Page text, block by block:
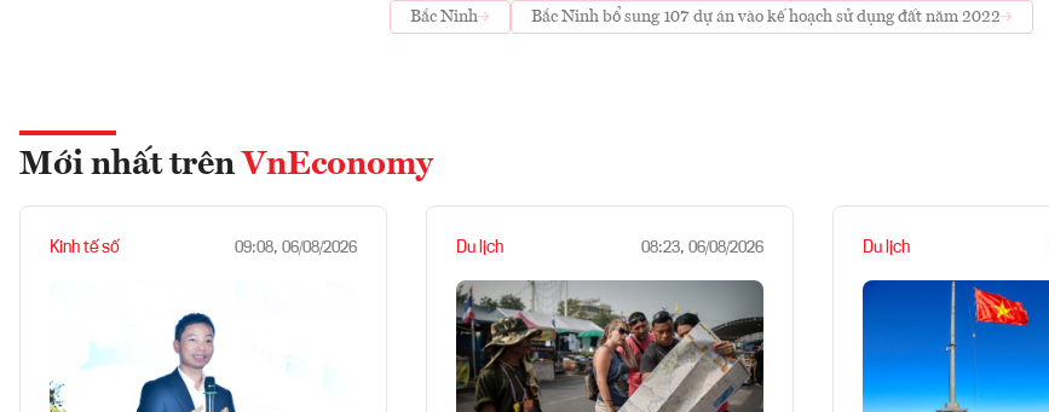
Bắc Ninh Bắc Ninh bổ sung 107 dự án vào kế hoạch sử dụng đất năm 2022
Mới nhất trên VnEconomy
Kinh tế số 09:08, 06/08/2026 Du lịch 08:23, 06/08/2026 Du lịch